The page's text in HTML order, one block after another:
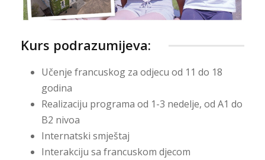
Kurs podrazumijeva:
Učenje francuskog za odjecu od 11 do 18
godina
Realizaciju programa od 1-3 nedelje, od A1 do
B2 nivoa
Internatski smještaj
Interakciju sa francuskom djecom